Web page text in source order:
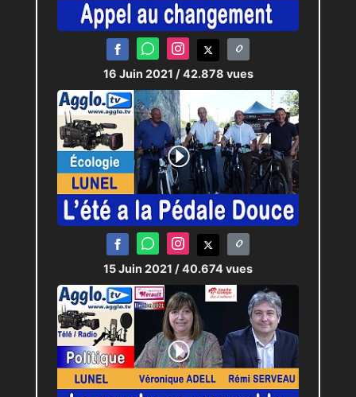
16 Juin 2021 / 42.878 vues
15 Juin 2021 / 40.674 vues